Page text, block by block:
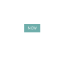
NEW